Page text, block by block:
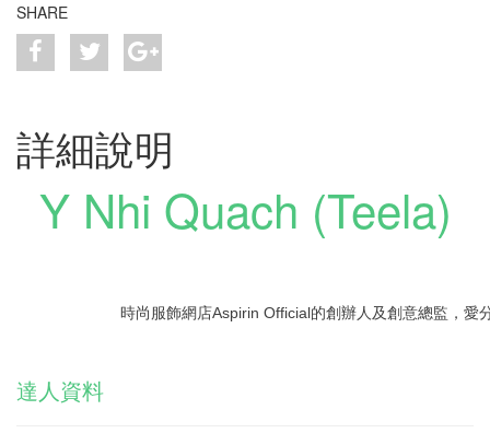
SHARE
詳細說明
Y Nhi Quach (Teela)
時尚服飾網店Aspirin Official的創辦人及創意總監，愛
達人資料